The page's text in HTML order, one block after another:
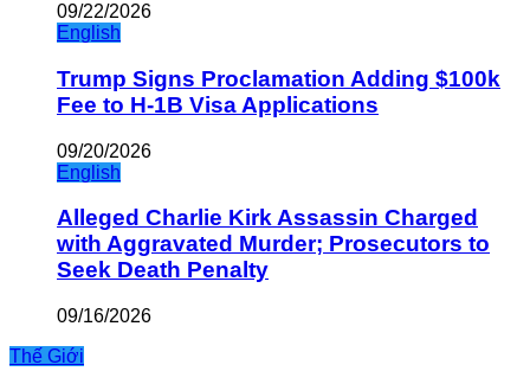
09/22/2026
English
Trump Signs Proclamation Adding $100k
Fee to H-1B Visa Applications
09/20/2026
English
Alleged Charlie Kirk Assassin Charged
with Aggravated Murder; Prosecutors to
Seek Death Penalty
09/16/2026
Thế Giới